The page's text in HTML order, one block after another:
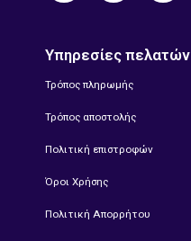
Υπηρεσίες πελατών
Τρόπος πληρωμής
Τρόπος αποστολής
Πολιτική επιστροφών
Όροι Χρήσης
Πολιτική Απορρήτου